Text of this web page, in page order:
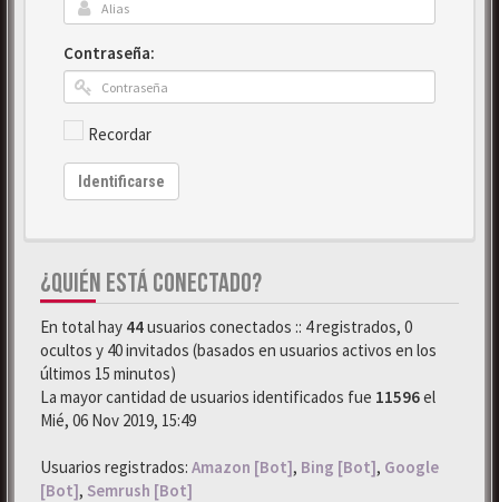
Contraseña:
Recordar
Identificarse
¿QUIÉN ESTÁ CONECTADO?
En total hay 44usuarios conectados :: 4 registrados, 0
ocultos y 40 invitados (basados en usuarios activos en los
últimos 15 minutos)
La mayor cantidad de usuarios identificados fue 11596el
Mié, 06 Nov 2019, 15:49
Usuarios registrados: Amazon [Bot], Bing [Bot], Google
[Bot], Semrush [Bot]